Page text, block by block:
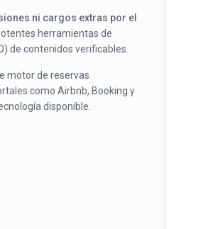
ni cargos extras por el
herramientas de
de contenidos verificables.
motor de reservas
como Airbnb, Booking y
disponible.